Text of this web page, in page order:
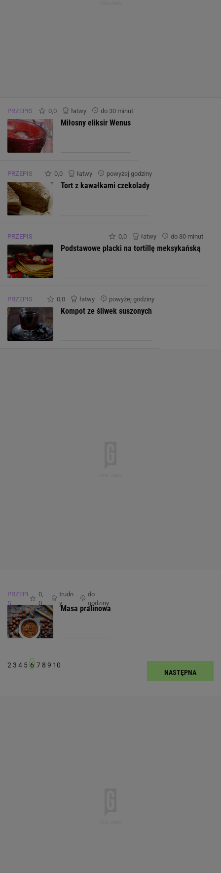
PRZEPIS 0,0 łatwy do 30 minut
Miłosny eliksir Wenus
PRZEPIS 0,0 łatwy powyżej godziny
Tort z kawałkami czekolady
PRZEPIS 0,0 łatwy do 30 minut
Podstawowe placki na tortillę meksykańską
PRZEPIS 0,0 łatwy powyżej godziny
Kompot ze śliwek suszonych
PRZEPI
S
0,
0
trudn
y
do
godziny
Masa pralinowa
2 3 4 5 6 7 8 9 10
NASTĘPNA